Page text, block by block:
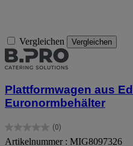
Vergleichen Vergleichen
Plattformwagen aus
Euronormbehälter
(0)
0.0
von
Artikelnummer : MIG8097326